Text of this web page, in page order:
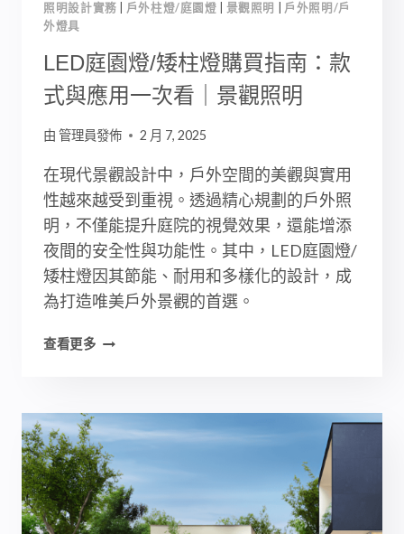
2026
觀
計
解
照明設計實務 戶外柱燈/庭園燈 景觀照明
戶外照明/戶
外燈具
LED庭園燈/矮柱燈購買指南：款
式與應用一次看｜景觀照明
由 管理員發佈 2 月 7, 2025
在現代景觀設計中，戶外空間的美觀與實用
性越來越受到重視。透過精心規劃的戶外照
明，不僅能提升庭院的視覺效果，還能增添
夜間的安全性與功能性。其中，LED庭園燈/
矮柱燈因其節能、耐用和多樣化的設計，成
為打造唯美戶外景觀的首選。
查看更多LED
矮
柱
燈
購
買
指